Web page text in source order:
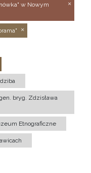
w Nowym
bryg. Zdzisława
Etnograficzne